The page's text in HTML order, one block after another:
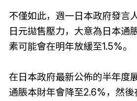
不僅如此，週一日本政府發言
日元拋售壓力，大意為日本通
素可能會在明年放緩至1.5%。
在日本政府最新公佈的半年度
通脹本財年會降至2.6%，然